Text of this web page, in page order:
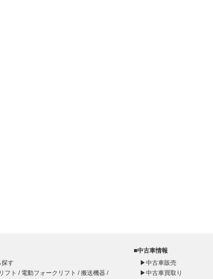
探す
フト / 電動フォークリフト /搬送機器 /
■中古車情報
▶中古車販売
▶中古車買取り